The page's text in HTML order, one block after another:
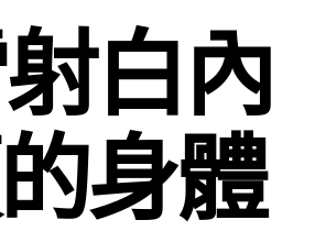
白內
身體